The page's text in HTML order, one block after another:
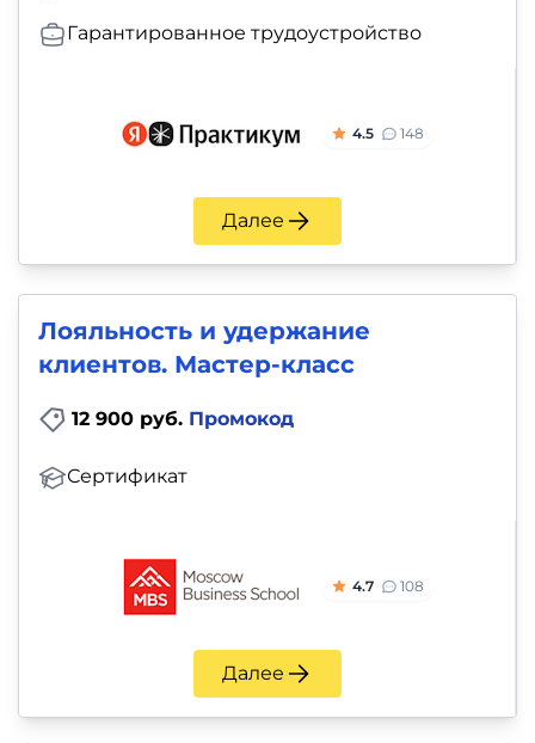
Гарантированное трудоустройство
4.5 148
Далее
Лояльность и удержание
клиентов. Мастер-класс
12 900 руб. Промокод
Сертификат
4.7 108
Далее